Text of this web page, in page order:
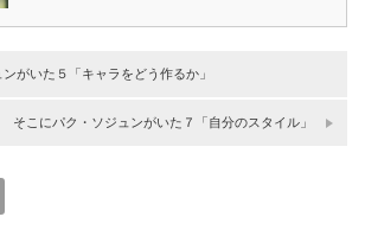
がいた５「キャラをどう作るか」
そこにパク・ソジュンがいた７「自分のスタイル」